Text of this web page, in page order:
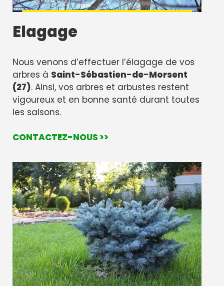
Elagage
Nous venons d’effectuer l’élagage de vos
arbres à Saint-Sébastien-de-Morsent
(27). Ainsi, vos arbres et arbustes restent
vigoureux et en bonne santé durant toutes
les saisons.
CONTACTEZ-NOUS >>